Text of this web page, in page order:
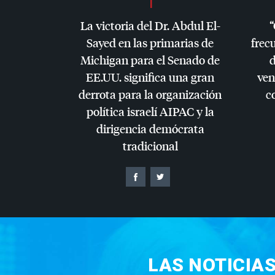
La victoria del Dr. Abdul El-
Sayed en las primarias de
Michigan para el Senado de
EE.UU. significa una gran
derrota para la organización
política israelíAIPACy la
dirigencia demócrata
tradicional
LAS